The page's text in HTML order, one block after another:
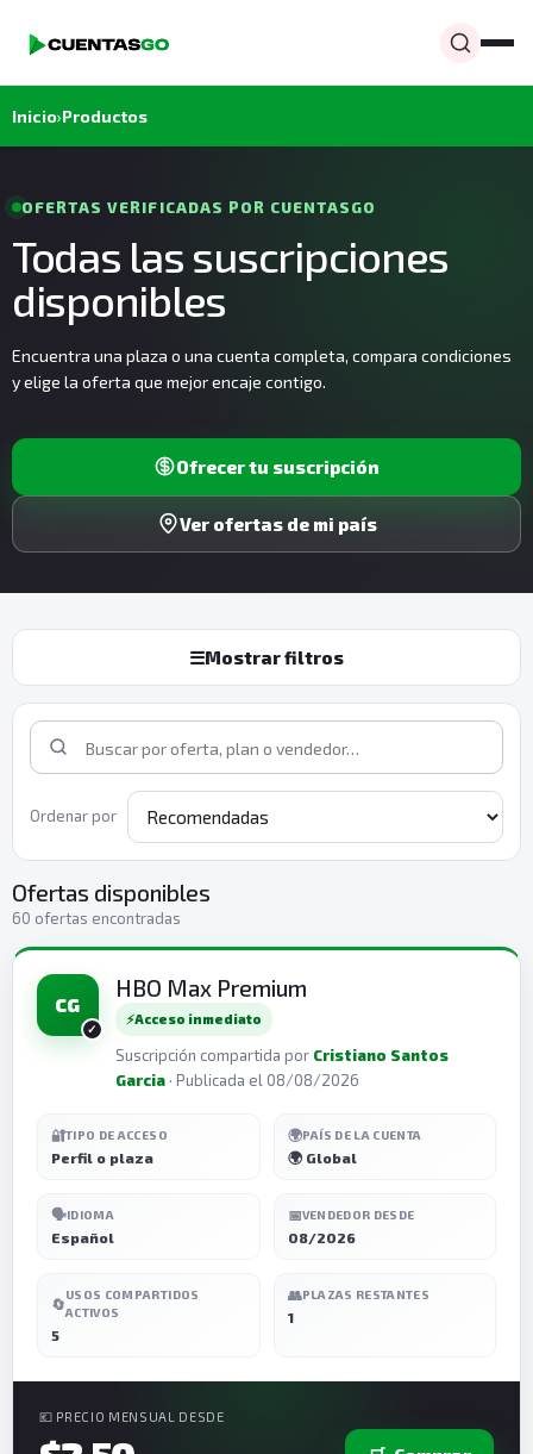
Inicio›Productos
OFERTAS VERIFICADAS POR CUENTASGO
Todas las suscripciones
disponibles
Encuentra una plaza o una cuenta completa, compara condiciones
y elige la oferta que mejor encaje contigo.
Ofrecer tu suscripción
Ver ofertas de mi país
☰Mostrar filtros
Ordenar por
Ofertas disponibles
60 ofertas encontradas
CG
HBO Max Premium
⚡Acceso inmediato
Suscripción compartida por Cristiano Santos
Garcia · Publicada el 08/08/2026
🔐TIPO DE ACCESO
Perfil o plaza
🌍PAÍS DE LA CUENTA
🌍 Global
🗣️IDIOMA
Español
📅VENDEDOR DESDE
08/2026
🔄
USOS COMPARTIDOS
ACTIVOS
5
👥PLAZAS RESTANTES
1
💶 PRECIO MENSUAL DESDE